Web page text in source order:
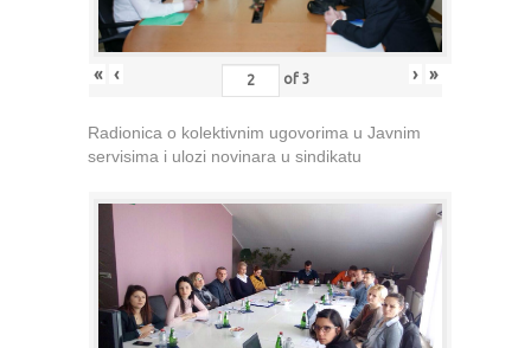
« ‹ of 3 › »
Radionica o kolektivnim ugovorima u Javnim
servisima i ulozi novinara u sindikatu